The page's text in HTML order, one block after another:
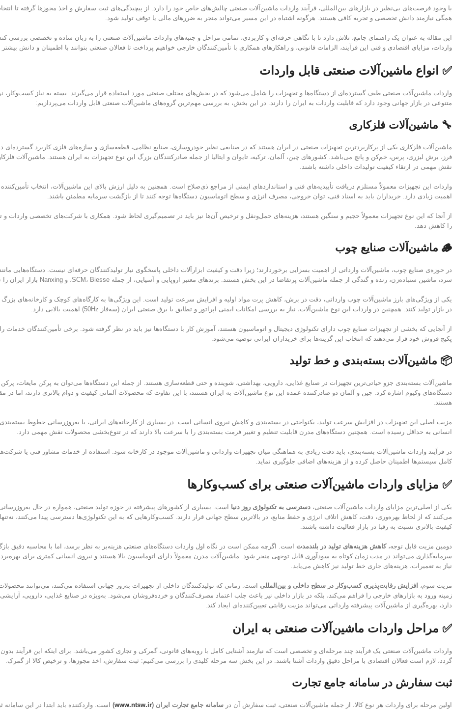
با وجود فرصت‌های بی‌نظیر در بازارهای بین‌المللی، فرآیند واردات ماشین‌آلات صنعتی چالش‌های خاص خود را دارد. از پیچیدگی‌های ثبت سفارش و اخذ مجوزها گرفته تا
همگی نیازمند دانش تخصصی و تجربه کافی هستند. هرگونه اشتباه در این مسیر می‌تواند منجر به ضررهای مالی یا توقف تولید شود.
این مقاله به عنوان یک راهنمای جامع، تلاش دارد تا با نگاهی حرفه‌ای و کاربردی، تمامی مراحل و جنبه‌های واردات ماشین‌آلات صنعتی را به زبان ساده و تخصصی بررسی
واردات، مزایای اقتصادی و فنی این فرآیند، الزامات قانونی، و راهکارهای همکاری با تأمین‌کنندگان خارجی خواهیم پرداخت تا فعالان صنعتی بتوانند با اطمینان و دانش
✅ انواع ماشین‌آلات صنعتی قابل واردات
واردات ماشین‌آلات صنعتی طیف گسترده‌ای از دستگاه‌ها و تجهیزات را شامل می‌شود که در بخش‌های مختلف صنعتی مورد استفاده قرار می‌گیرند. بسته به نیاز کسب‌وکار،
متنوعی در بازار جهانی وجود دارد که قابلیت واردات به ایران را دارند. در این بخش، به بررسی مهم‌ترین گروه‌های ماشین‌آلات صنعتی قابل واردات می‌پردازیم:
🔧 ماشین‌آلات فلزکاری
فرز، برش لیزری، پرس، خم‌کن و پانچ می‌باشد. کشورهای چین، آلمان، ترکیه، تایوان و ایتالیا از جمله صادرکنندگان بزرگ این نوع تجهیزات به ایران هستند. ماشین‌آلات
نقش مهمی در ارتقاء کیفیت تولیدات داخلی داشته باشند.
واردات این تجهیزات معمولاً مستلزم دریافت تأییدیه‌های فنی و استانداردهای ایمنی از مراجع ذی‌صلاح است. همچنین به دلیل ارزش بالای این ماشین‌آلات، انتخاب
اهمیت زیادی دارد. خریداران باید به اسناد فنی، توان خروجی، مصرف انرژی و سطح اتوماسیون دستگاه‌ها توجه کنند تا از بازگشت سرمایه مطمئن باشند.
از آنجا که این نوع تجهیزات معمولاً حجیم و سنگین هستند، هزینه‌های حمل‌ونقل و ترخیص آن‌ها نیز باید در تصمیم‌گیری لحاظ شود. همکاری با شرکت‌های تخصصی واردات
را کاهش دهد.
🪵 ماشین‌آلات صنایع چوب
سرد، ماشین سنباده‌زن، رنده و گندگی از جمله ماشین‌آلات پرتقاضا در این بخش هستند. برندهای معتبر اروپایی و آسیایی، از جمله SCM، Biesse، و Nanxing بازار ایران را تأمین می‌کنند.
یکی از ویژگی‌های بارز ماشین‌آلات چوب وارداتی، دقت در برش، کاهش پرت مواد اولیه و افزایش سرعت تولید است. این ویژگی‌ها به کارگاه‌های کوچک و کارخانه‌های بزرگ
در بازار تولید کنند. همچنین در واردات این نوع ماشین‌آلات، نیاز به بررسی امکانات ایمنی اپراتور و تطابق با برق صنعتی ایران (سه‌فاز 50Hz) اهمیت بالایی دارد.
از آنجایی که بخشی از تجهیزات صنایع چوب دارای تکنولوژی دیجیتال و اتوماسیون هستند، آموزش کار با دستگاه‌ها نیز باید در نظر گرفته شود. برخی تأمین‌کنندگان خدمات
پکیج فروش خود قرار می‌دهند که انتخاب این گزینه‌ها برای خریداران ایرانی توصیه می‌شود.
📦 ماشین‌آلات بسته‌بندی و خط تولید
ماشین‌آلات بسته‌بندی جزو حیاتی‌ترین تجهیزات در صنایع غذایی، دارویی، بهداشتی، شوینده و حتی قطعه‌سازی هستند. از جمله این دستگاه‌ها می‌توان به پرکن مایعات،
دستگاه‌های وکیوم اشاره کرد. چین و آلمان دو صادرکننده عمده این نوع ماشین‌آلات به ایران هستند، با این تفاوت که محصولات آلمانی کیفیت و دوام بالاتری دارند، اما
هستند.
انسانی به حداقل رسیده است. همچنین دستگاه‌های مدرن قابلیت تنظیم و تغییر فرمت بسته‌بندی را با سرعت بالا دارند که در تنوع‌بخشی محصولات نقش مهمی دارد.
در فرآیند واردات ماشین‌آلات بسته‌بندی، باید دقت زیادی به هماهنگی میان تجهیزات وارداتی و ماشین‌آلات موجود در کارخانه شود. استفاده از خدمات مشاور فنی یا
کامل سیستم‌ها اطمینان حاصل کرده و از هزینه‌های اضافی جلوگیری نماید.
✅ مزایای واردات ماشین‌آلات صنعتی برای کسب‌وکارها
یکی از اصلی‌ترین مزایای واردات ماشین‌آلات صنعتی، دسترسی به تکنولوژی روز دنیا است. بسیاری از کشورهای پیشرفته در حوزه تولید صنعتی، همواره در حال به‌روزرسانی
می‌کنند که از لحاظ بهره‌وری، دقت، کاهش اتلاف انرژی و حفظ منابع، در بالاترین سطح جهانی قرار دارند. کسب‌وکارهایی که به این تکنولوژی‌ها دسترسی پیدا می‌کنند،
کیفیت بالاتری نسبت به رقبا در بازار فعالیت داشته باشند.
دومین مزیت قابل توجه،کاهش هزینه‌های تولید در بلندمدت
سرمایه‌گذاری می‌تواند در مدت زمان کوتاه به سودآوری قابل توجهی منجر شود. ماشین‌آلات مدرن معمولاً دارای اتوماسیون بالا هستند و نیروی انسانی کمتری برای
نیاز به تعمیرات، هزینه‌های جاری خط تولید نیز کاهش می‌یابد.
مزیت سوم، افزایش رقابت‌پذیری کسب‌وکار در سطح داخلی و بین‌المللی است. زمانی که تولیدکنندگان داخلی از تجهیزات به‌روز جهانی استفاده می‌کنند، می‌توانند
زمینه ورود به بازارهای خارجی را فراهم می‌کند، بلکه در بازار داخلی نیز باعث جلب اعتماد مصرف‌کنندگان و خرده‌فروشان می‌شود. به‌ویژه در صنایع غذایی، دارویی،
دارد، بهره‌گیری از ماشین‌آلات پیشرفته وارداتی می‌تواند مزیت رقابتی تعیین‌کننده‌ای ایجاد کند.
✅ مراحل واردات ماشین‌آلات صنعتی به ایران
واردات ماشین‌آلات صنعتی یک فرآیند چند مرحله‌ای و تخصصی است که نیازمند آشنایی کامل با رویه‌های قانونی، گمرکی و تجاری کشور می‌باشد. برای اینکه این فرآیند
گردد، لازم است فعالان اقتصادی با مراحل دقیق واردات آشنا باشند. در این بخش سه مرحله کلیدی را بررسی می‌کنیم: ثبت سفارش، اخذ مجوزها، و ترخیص کالا از گمرک.
ثبت سفارش در سامانه جامع تجارت
اولین مرحله برای واردات هر نوع کالا، از جمله ماشین‌آلات صنعتی، ثبت سفارش آن در سامانه جامع تجارت ایران (www.ntsw.ir
) است. واردکننده باید ابتدا در این